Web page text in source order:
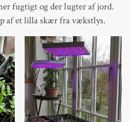
fugtigt og der lugter af jord.
af et lilla skær fra vækstlys.